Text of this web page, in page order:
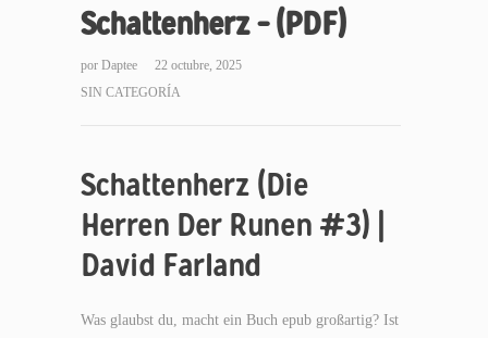
Schattenherz – (PDF)
por Daptee
22 octubre, 2025
SIN CATEGORÍA
Schattenherz (Die
Herren Der Runen #3) |
David Farland
Was glaubst du, macht ein Buch epub großartig? Ist